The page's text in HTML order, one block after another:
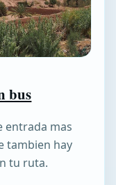
bus
entrada mas
tambien hay
tu ruta.